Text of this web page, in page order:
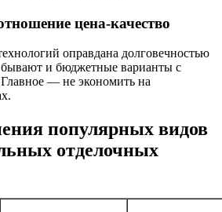
цена-качество
оправдана долговечностью
и бюджетные варианты с
— не экономить на
популярных видов
отделочных